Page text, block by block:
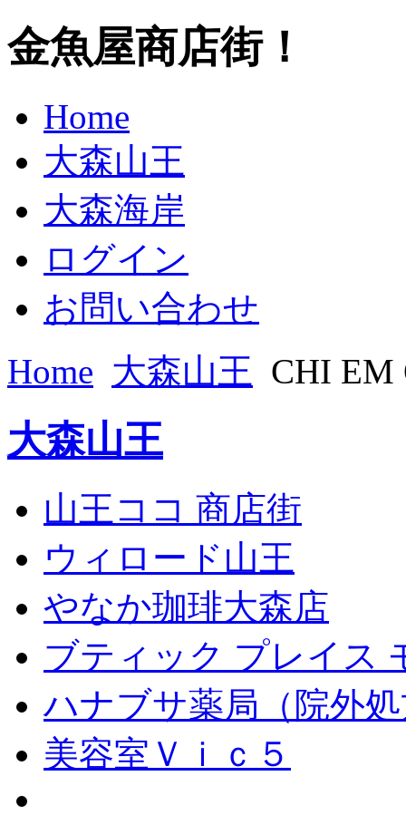
金魚屋商店街！
Home
大森山王
大森海岸
ログイン
お問い合わせ
Home 大森山王 CHI EM
大森山王
山王ココ 商店街
ウィロード山王
やなか珈琲大森店
ブティック プレイス
ハナブサ薬局（院外
美容室Ｖｉｃ５